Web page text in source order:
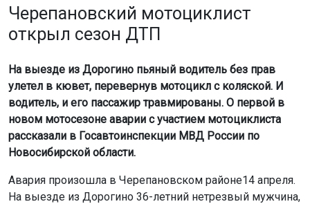
Черепановский мотоциклист
открыл сезон ДТП
На выезде из Дорогино пьяный водитель без прав
улетел в кювет, перевернув мотоцикл с коляской. И
водитель, и его пассажир травмированы. О первой в
новом мотосезоне аварии с участием мотоциклиста
рассказали в Госавтоинспекции МВД России по
Новосибирской области.
Авария произошла в Черепановском районе14 апреля.
На выезде из Дорогино 36-летний нетрезвый мужчина,